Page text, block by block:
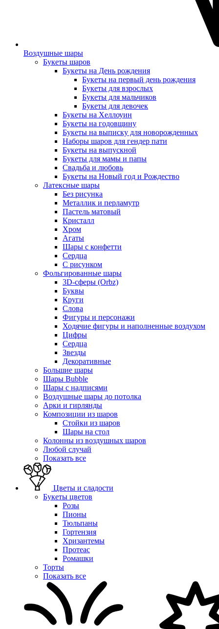
Воздушные шары
Букеты шаров
Букеты на День рождения
Букеты на первый день рождения
Букеты для взрослых
Букеты для мальчиков
Букеты для девочек
Букеты на Хеллоуин
Букеты на годовщину
Букеты на выписку для новорожденных
Наборы шаров для гендер пати
Букеты на выпускной
Букеты для мамы и папы
Свадьба и любовь
Букеты на Новый год и Рождество
Латексные шары
Без рисунка
Металлик и перламутр
Пастель матовый
Кристалл
Хром
Агаты
Шары с конфетти
Сердца
С рисунком
Фольгированные шары
3D-сферы (Orbz)
Буквы
Круги
Слова
Фигуры и персонажи
Ходячие фигуры и наполненные воздухом
Цифры
Сердца
Звезды
Декоративные
Большие шары
Шары Bubble
Шары с надписями
Воздушные шары до потолка
Арки и гирлянды
Композиции из шаров
Стойки из шаров
Шары на стол
Колонны из воздушных шаров
Любой случай
Показать все
Цветы и сладости
Букеты цветов
Розы
Пионы
Тюльпаны
Гортензия
Хризантемы
Протеас
Ромашки
Торты
Показать все